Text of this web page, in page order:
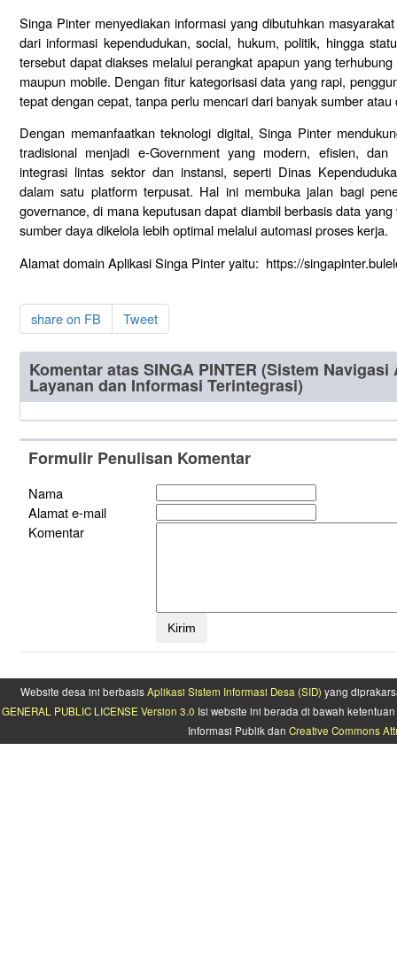
Singa Pinter menyediakan informasi yang dibutuhkan
dari informasi kependudukan, social, hukum, politik, hingga
tersebut dapat diakses melalui perangkat apapun yang
maupun mobile. Dengan fitur kategorisasi data yang rapi,
tepat dengan cepat, tanpa perlu mencari dari banyak sumber
Dengan memanfaatkan teknologi digital, Singa Pinter
tradisional menjadi e-Government yang modern, efisien,
integrasi lintas sektor dan instansi, seperti Dinas
dalam satu platform terpusat. Hal ini membuka jalan bagi
governance, di mana keputusan dapat diambil berbasis data
sumber daya dikelola lebih optimal melalui automasi proses kerja.
Alamat domain Aplikasi Singa Pinter yaitu: https://
share on FB Tweet
Komentar atas SINGA PINTER (Sistem
Layanan dan Informasi Terintegrasi)
Formulir Penulisan Komentar
Nama
Alamat e-mail
Komentar
Website desa ini berbasisAplikasi Sistem Informasi Desa (SID) yang
GENERAL PUBLIC LICENSE Version 3.0 Isi website ini berada di bawah
Informasi Publik dan Creative Commons